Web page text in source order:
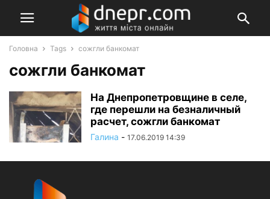
Головна Tags сожгли банкомат
сожгли банкомат
На Днепропетровщине в селе,
где перешли на безналичный
расчет, сожгли банкомат
Галина - 17.06.2019 14:39